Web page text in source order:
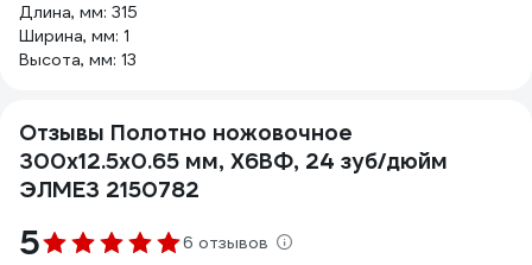
Длина, мм: 315
Ширина, мм: 1
Высота, мм: 13
Отзывы Полотно ножовочное
300x12.5x0.65 мм, Х6ВФ, 24 зуб/дюйм
ЭЛМЕЗ 2150782
5 6 отзывов